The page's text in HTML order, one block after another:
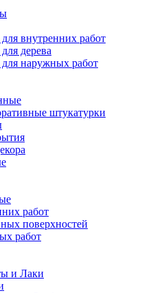
внутренних работ
дерева
наружных работ
штукатурки
работ
поверхностей
работ
и Лаки